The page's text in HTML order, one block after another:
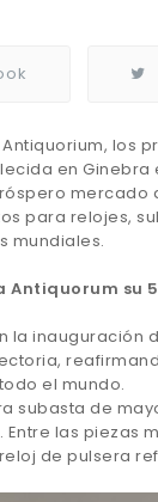
Antiquorium, los
en Ginebra
mercado
para relojes,
mundiales.
Antiquorum su
la inauguración
el mundo.
subasta de
las piezas
de pulsera